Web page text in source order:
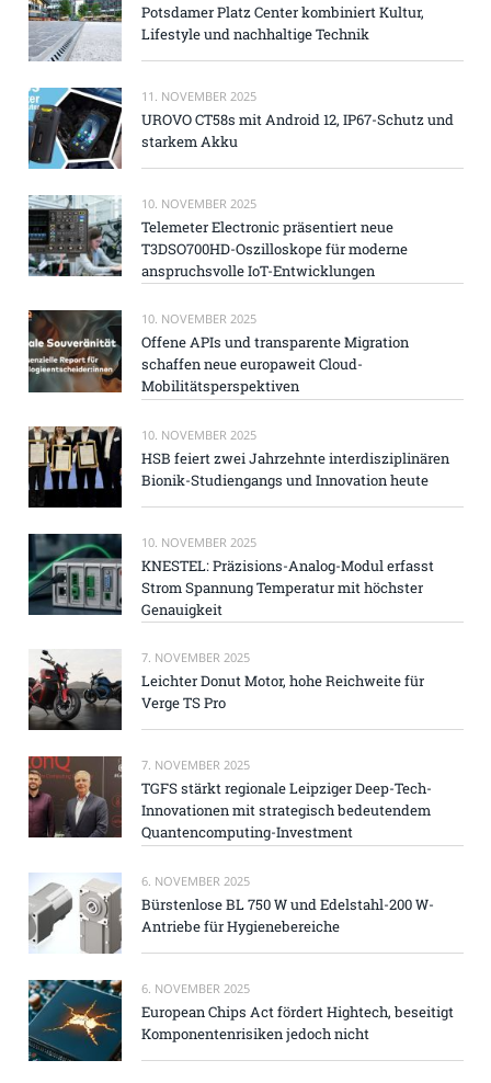
Potsdamer Platz Center kombiniert Kultur,
Lifestyle und nachhaltige Technik
11. NOVEMBER 2025
UROVO CT58s mit Android 12, IP67-Schutz und
starkem Akku
10. NOVEMBER 2025
Telemeter Electronic präsentiert neue
T3DSO700HD-Oszilloskope für moderne
anspruchsvolle IoT-Entwicklungen
10. NOVEMBER 2025
Offene APIs und transparente Migration
schaffen neue europaweit Cloud-
Mobilitätsperspektiven
10. NOVEMBER 2025
HSB feiert zwei Jahrzehnte interdisziplinären
Bionik-Studiengangs und Innovation heute
10. NOVEMBER 2025
KNESTEL: Präzisions-Analog-Modul erfasst
Strom Spannung Temperatur mit höchster
Genauigkeit
7. NOVEMBER 2025
Leichter Donut Motor, hohe Reichweite für
Verge TS Pro
7. NOVEMBER 2025
TGFS stärkt regionale Leipziger Deep-Tech-
Innovationen mit strategisch bedeutendem
Quantencomputing-Investment
6. NOVEMBER 2025
Bürstenlose BL 750 W und Edelstahl-200 W-
Antriebe für Hygienebereiche
6. NOVEMBER 2025
European Chips Act fördert Hightech, beseitigt
Komponentenrisiken jedoch nicht